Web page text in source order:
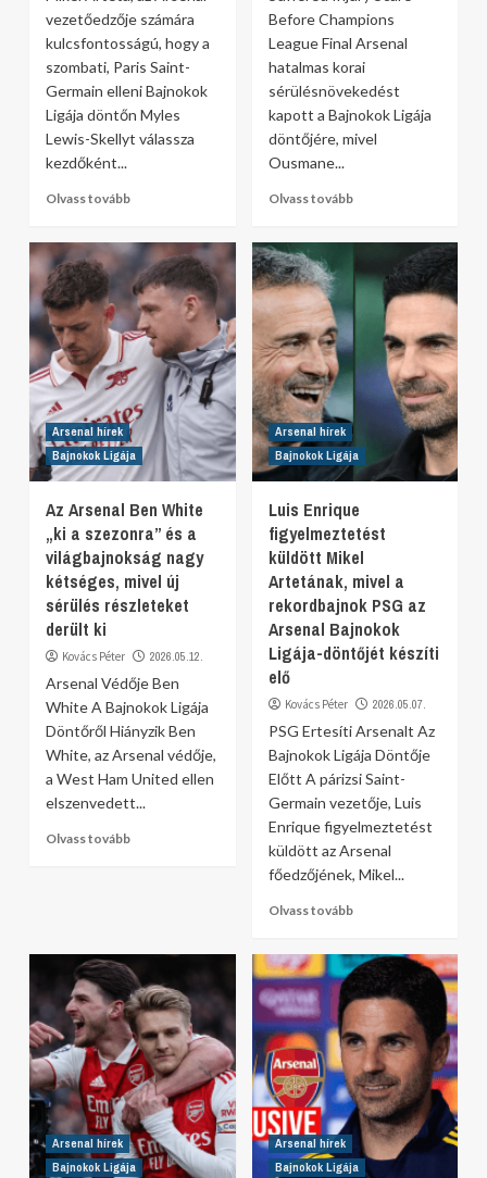
vezetőedzője számára
kulcsfontosságú, hogy a
szombati, Paris Saint-
Germain elleni Bajnokok
Ligája döntőn Myles
Lewis-Skellyt válassza
kezdőként...
Olvass tovább
Before Champions
League Final Arsenal
hatalmas korai
sérülésnövekedést
kapott a Bajnokok Ligája
döntőjére, mivel
Ousmane...
Olvass tovább
Arsenal hírek
Bajnokok Ligája
Az Arsenal Ben White
„ki a szezonra” és a
világbajnokság nagy
kétséges, mivel új
sérülés részleteket
derült ki
Kovács Péter 2026.05.12.
Arsenal Védője Ben
White A Bajnokok Ligája
Döntőről Hiányzik Ben
White, az Arsenal védője,
a West Ham United ellen
elszenvedett...
Olvass tovább
Arsenal hírek
Bajnokok Ligája
Luis Enrique
figyelmeztetést
küldött Mikel
Artetának, mivel a
rekordbajnok PSG az
Arsenal Bajnokok
Ligája-döntőjét készíti
elő
Kovács Péter 2026.05.07.
PSG Ertesíti Arsenalt Az
Bajnokok Ligája Döntője
Előtt A párizsi Saint-
Germain vezetője, Luis
Enrique figyelmeztetést
küldött az Arsenal
főedzőjének, Mikel...
Olvass tovább
Arsenal hírek
Bajnokok Ligája
Arsenal hírek
Bajnokok Ligája